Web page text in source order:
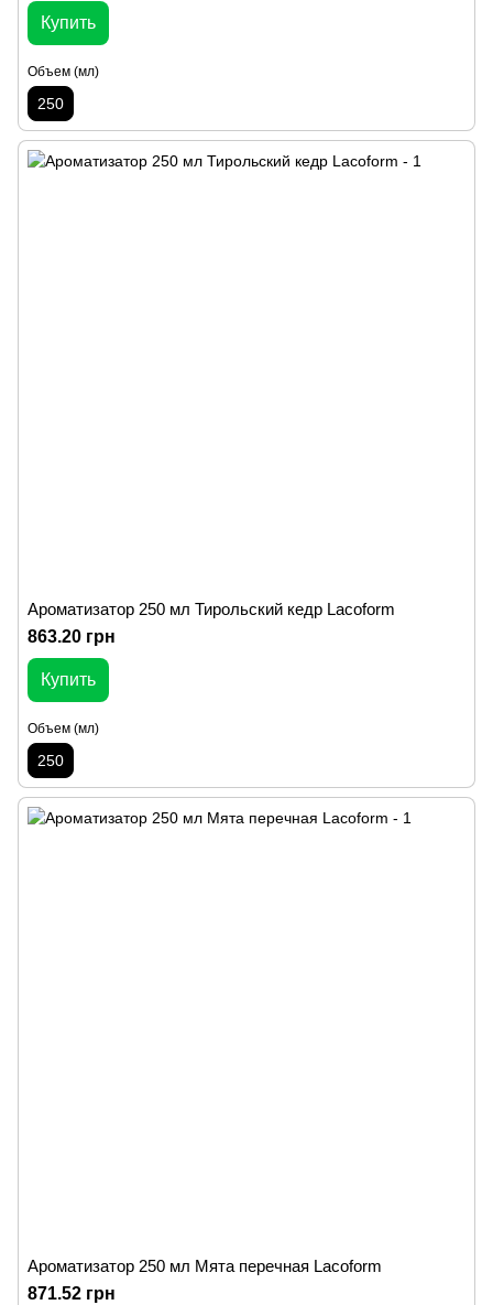
Купить
Объем (мл)
250
Ароматизатор 250 мл Тирольский кедр Lacoform
863.20 грн
Купить
Объем (мл)
250
Ароматизатор 250 мл Мята перечная Lacoform
871.52 грн